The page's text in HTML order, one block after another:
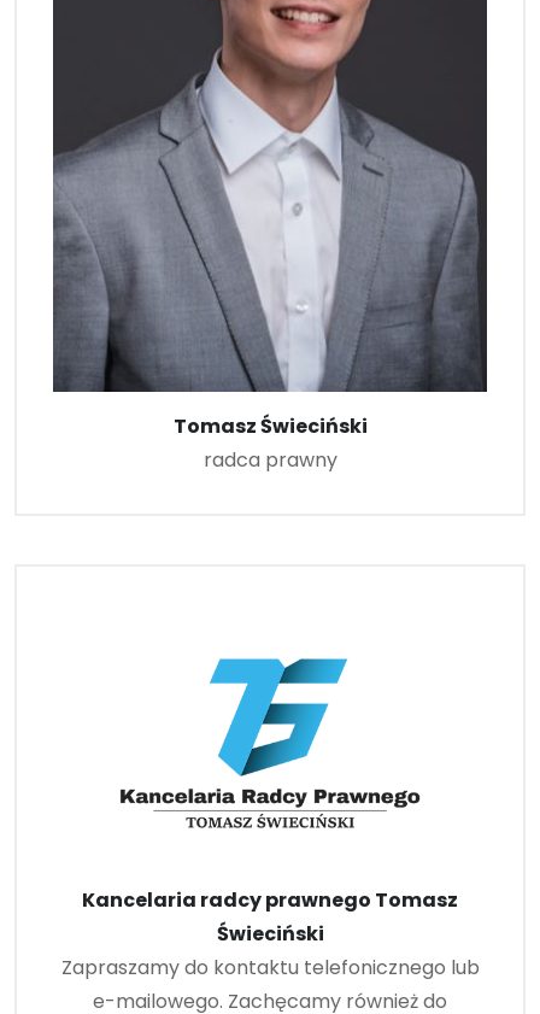
Tomasz Świeciński
radca prawny
Kancelaria radcy prawnego Tomasz
Świeciński
Zapraszamy do kontaktu telefonicznego lub
e-mailowego. Zachęcamy również do